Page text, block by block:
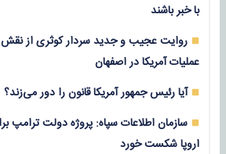
با خبر باشند
روایت عجیب و جدید سردار کوثری از
عملیات آمریکا در اصفهان
آیا رئیس جمهور آمریکا قانون را دور می‌زند؟
سازمان اطلاعات سپاه: پروژه دولت ترامپ
اروپا شکست خورد